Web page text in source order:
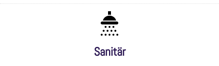
Sanitär